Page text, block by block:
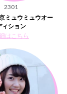
2301
ミュウミュウオー
ィション
はこちら